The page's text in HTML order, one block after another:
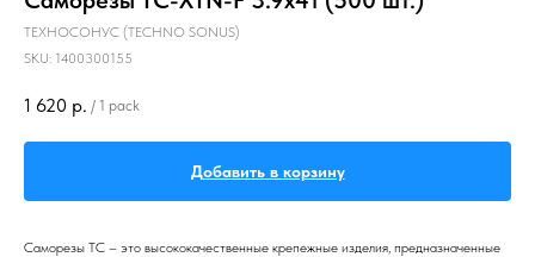
ТЕХНОСОНУС (TECHNO SONUS)
SKU: 1400300155
1 620 р. / 1 pack
Добавить в корзину
Саморезы ТС – это высококачественные крепежные изделия, предназначенные